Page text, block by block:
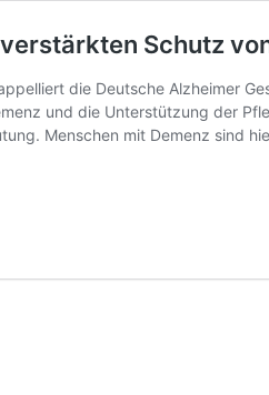
Schutz
die Deutsche Alzheimer
und die Unterstützung der
Menschen mit Demenz sind